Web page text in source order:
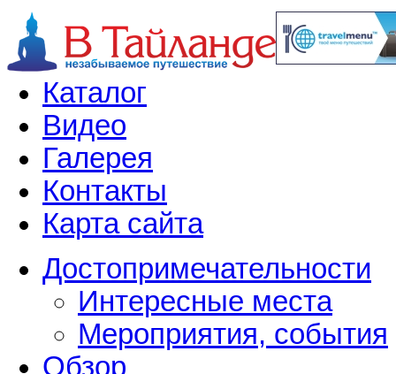
Каталог
Видео
Галерея
Контакты
Карта сайта
Достопримечательности
Интересные места
Мероприятия, события
Обзор